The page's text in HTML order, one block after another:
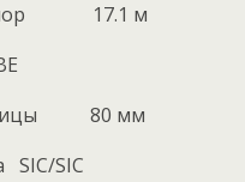
напор 17.1 м
80 мм
SIC/SIC